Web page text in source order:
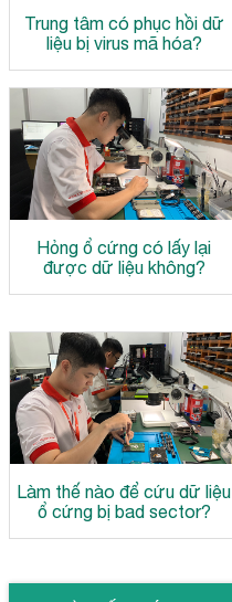
Trung tâm có phục hồi dữ
liệu bị virus mã hóa?
Hỏng ổ cứng có lấy lại
được dữ liệu không?
Làm thế nào để cứu dữ liệu
ổ cứng bị bad sector?